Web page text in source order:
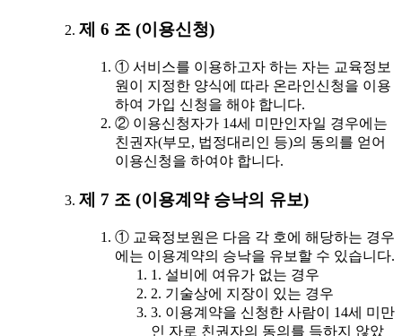
제 6 조 (이용신청)
① 서비스를 이용하고자 하는 자는 교육정보
원이 지정한 양식에 따라 온라인신청을 이용
하여 가입 신청을 해야 합니다.
② 이용신청자가 14세 미만인자일 경우에는
친권자(부모, 법정대리인 등)의 동의를 얻어
이용신청을 하여야 합니다.
제 7 조 (이용계약 승낙의 유보)
① 교육정보원은 다음 각 호에 해당하는 경우
에는 이용계약의 승낙을 유보할 수 있습니다.
1. 설비에 여유가 없는 경우
2. 기술상에 지장이 있는 경우
3. 이용계약을 신청한 사람이 14세 미만
인 자로 친권자의 동의를 득하지 않았